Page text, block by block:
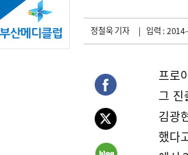
정철욱 기자 | 입력 :
프로
그 진
김광
했다